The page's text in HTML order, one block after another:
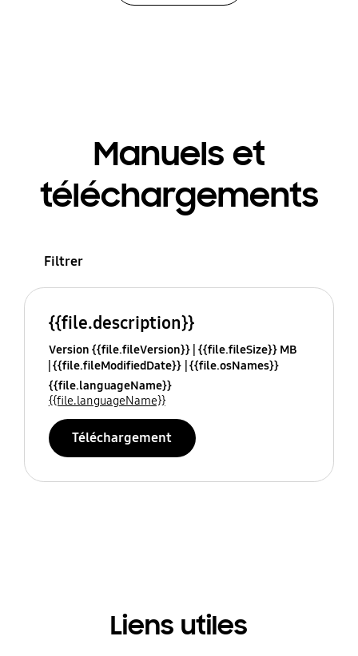
Manuels et
téléchargements
Filtrer
{{file.description}}
Version {{file.fileVersion}} {{file.fileSize}} MB
{{file.fileModifiedDate}} {{file.osNames}}
{{file.languageName}}
{{file.languageName}}
Téléchargement
Liens utiles